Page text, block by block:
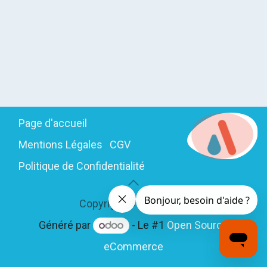
Page d'accueil
Mentions Légales
CGV
Politique de Confidentialité
Copyright © Andreane
Généré par
- Le #1 Open Source
eCommerce